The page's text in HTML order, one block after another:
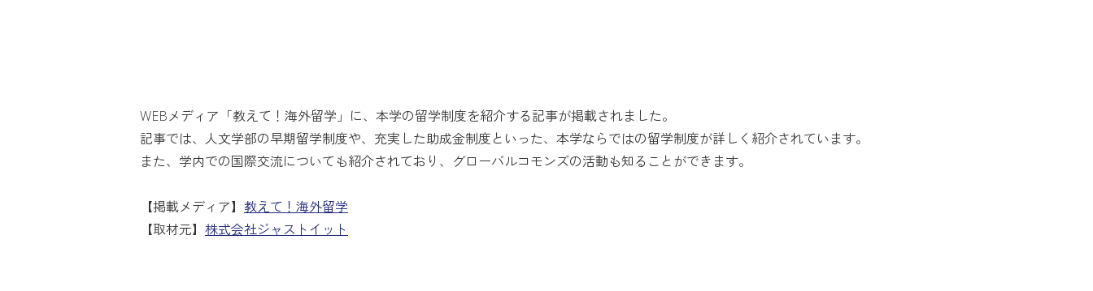
WEBメディア「教えて！海外留学」に、本学の留学制度を紹介する記事が掲載されました。
記事では、人文学部の早期留学制度や、充実した助成金制度といった、本学ならではの留学制度が詳しく紹介されています。
また、学内での国際交流についても紹介されており、グローバルコモンズの活動も知ることができます。
【掲載メディア】 教えて！海外留学
【取材元】 株式会社ジャストイット